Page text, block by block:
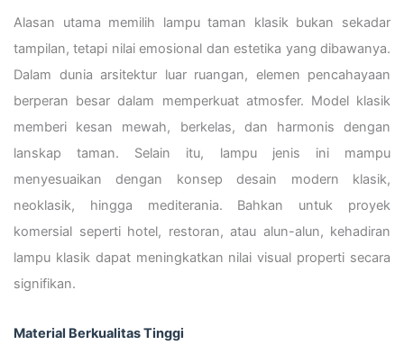
Alasan utama memilih lampu taman klasik bukan sekadar
tampilan, tetapi nilai emosional dan estetika yang dibawanya.
Dalam dunia arsitektur luar ruangan, elemen pencahayaan
berperan besar dalam memperkuat atmosfer. Model klasik
memberi kesan mewah, berkelas, dan harmonis dengan
lanskap taman. Selain itu, lampu jenis ini mampu
menyesuaikan dengan konsep desain modern klasik,
neoklasik, hingga mediterania. Bahkan untuk proyek
komersial seperti hotel, restoran, atau alun-alun, kehadiran
lampu klasik dapat meningkatkan nilai visual properti secara
signifikan.
Material Berkualitas Tinggi